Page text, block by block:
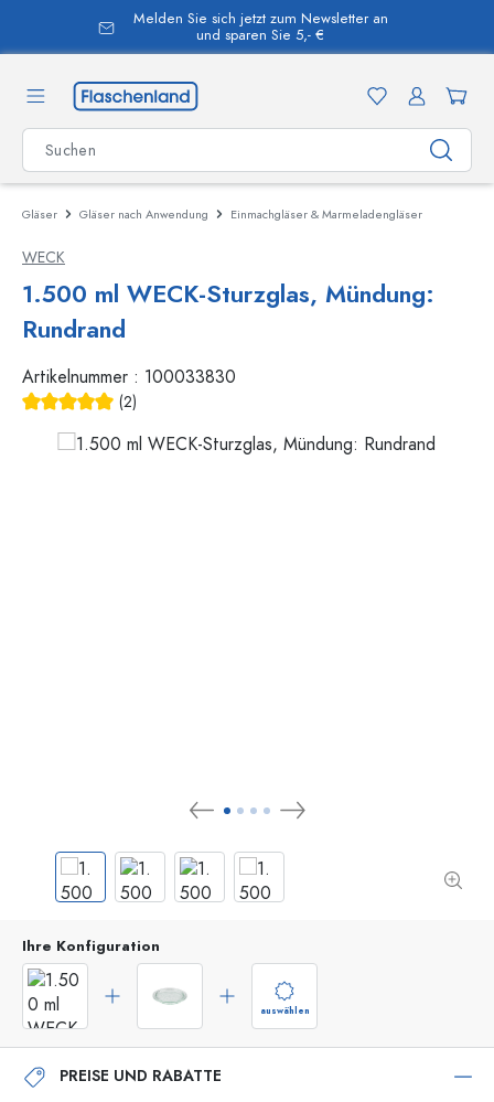
springen
Melden Sie sich jetzt zum Newsletter an
und sparen Sie 5,- €
Gläser Gläser nach Anwendung Einmachgläser & Marmeladengläser
WECK
1.500 ml WECK-Sturzglas, Mündung:
Rundrand
Artikelnummer : 100033830
(2)
Ihre Konfiguration
auswählen
PREISE UND RABATTE